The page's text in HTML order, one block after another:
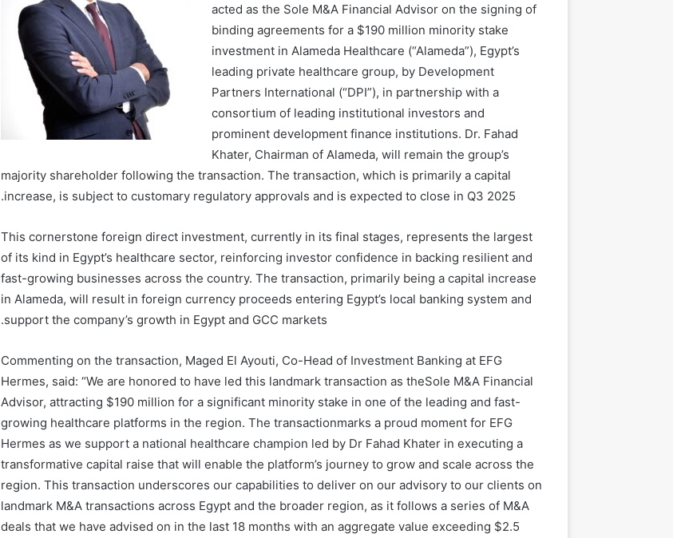
acted asthe Sole M&A FinancialAdvisoronthe signing of
binding agreements for a $190 million minority stake
investment inAlameda Healthcare (“Alameda”), Egypt’s
leading private healthcare group, by Development
Partners International (“DPI”), in partnership with a
consortium of leading institutional investors and
prominent development finance institutions. Dr. Fahad
Khater, Chairmanof Alameda, will remain thegroup’s
majority shareholder following the transaction. The transaction, which is primarily a capital
increase, is subject to customary regulatory approvals and is expected to close in Q3 2025.
This cornerstone foreign direct investment, currently in its final stages, represents the largest
of its kind in Egypt’s healthcare sector, reinforcing investor confidence in backing resilient and
fast-growing businesses across the country. The transaction, primarily being a capital increase
in Alameda, will result in foreign currency proceeds entering Egypt’s local banking system and
support the company’s growth in Egypt and GCC markets
.
Commenting on the transaction, Maged El Ayouti, Co-Head of Investment Banking at EFG
Hermes, said: “We are honored to have led this landmark transaction as theSole M&A Financial
Advisor, attracting $190 million for a significant minority stake in one of the leading and fast-
growing healthcare platforms in the region. The transactionmarks a proud moment for EFG
Hermes as we support a national healthcare champion led by Dr Fahad Khater in executing a
transformative capital raise that will enable the platform’s journey to grow and scale across the
region. This transaction underscores our capabilities to deliver on our advisory to our clients on
landmark M&A transactions across Egypt and the broader region, as it follows a series of M&A
deals that we have advised on in the last 18 months with an aggregate value exceeding $2.5